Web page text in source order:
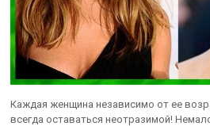
Каждая женщина независимо от ее
всегда оставаться неотразимой!